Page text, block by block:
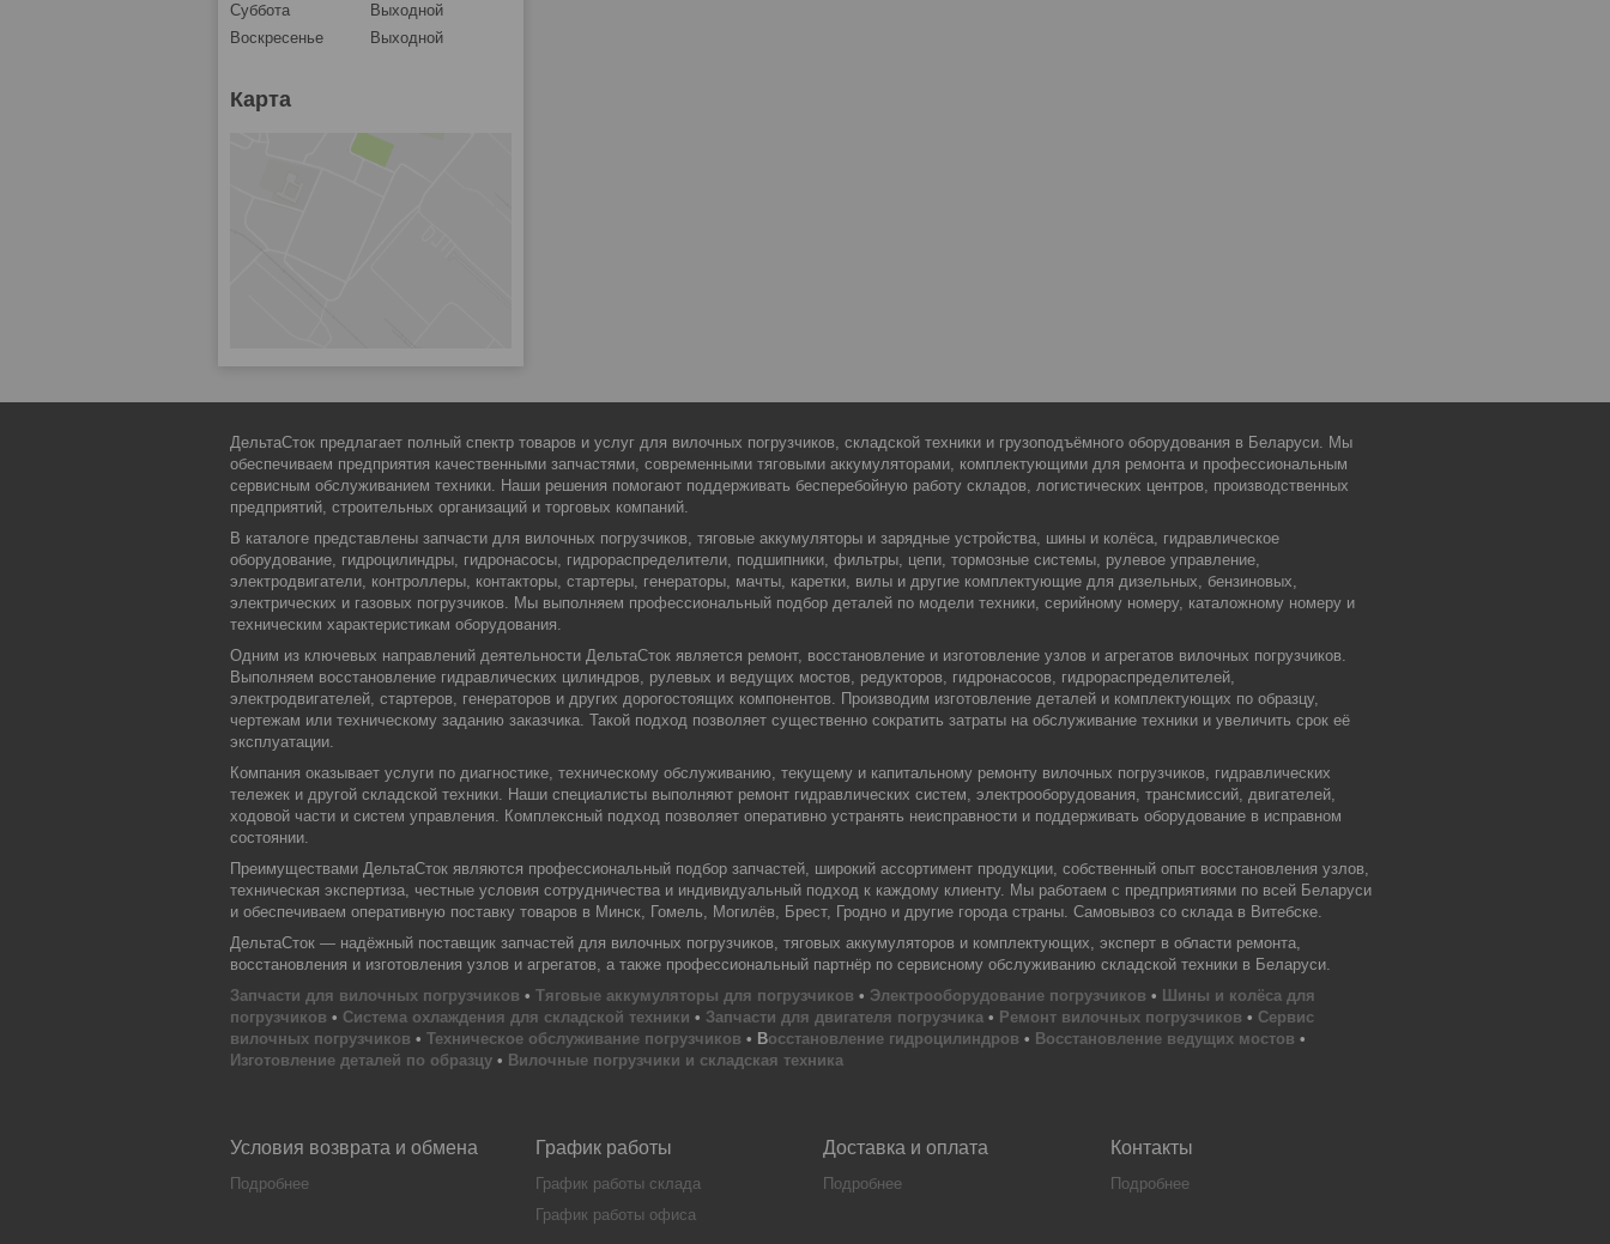
Суббота
Выходной
Воскресенье
Выходной
Карта
ДельтаСток предлагает полный спектр товаров и услуг для вилочных погрузчиков, складской техники и грузоподъёмного оборудования в Беларуси. Мы
обеспечиваем предприятия качественными запчастями, современными тяговыми аккумуляторами, комплектующими для ремонта и профессиональным
сервисным обслуживанием техники. Наши решения помогают поддерживать бесперебойную работу складов, логистических центров, производственных
предприятий, строительных организаций и торговых компаний.
В каталоге представлены запчасти для вилочных погрузчиков, тяговые аккумуляторы и зарядные устройства, шины и колёса, гидравлическое
оборудование, гидроцилиндры, гидронасосы, гидрораспределители, подшипники, фильтры, цепи, тормозные системы, рулевое управление,
электродвигатели, контроллеры, контакторы, стартеры, генераторы, мачты, каретки, вилы и другие комплектующие для дизельных, бензиновых,
электрических и газовых погрузчиков. Мы выполняем профессиональный подбор деталей по модели техники, серийному номеру, каталожному номеру и
техническим характеристикам оборудования.
Одним из ключевых направлений деятельности ДельтаСток является ремонт, восстановление и изготовление узлов и агрегатов вилочных погрузчиков.
Выполняем восстановление гидравлических цилиндров, рулевых и ведущих мостов, редукторов, гидронасосов, гидрораспределителей,
электродвигателей, стартеров, генераторов и других дорогостоящих компонентов. Производим изготовление деталей и комплектующих по образцу,
чертежам или техническому заданию заказчика. Такой подход позволяет существенно сократить затраты на обслуживание техники и увеличить срок её
эксплуатации.
Компания оказывает услуги по диагностике, техническому обслуживанию, текущему и капитальному ремонту вилочных погрузчиков, гидравлических
тележек и другой складской техники. Наши специалисты выполняют ремонт гидравлических систем, электрооборудования, трансмиссий, двигателей,
ходовой части и систем управления. Комплексный подход позволяет оперативно устранять неисправности и поддерживать оборудование в исправном
состоянии.
Преимуществами ДельтаСток являются профессиональный подбор запчастей, широкий ассортимент продукции, собственный опыт восстановления узлов,
техническая экспертиза, честные условия сотрудничества и индивидуальный подход к каждому клиенту. Мы работаем с предприятиями по всей Беларуси
и обеспечиваем оперативную поставку товаров в Минск, Гомель, Могилёв, Брест, Гродно и другие города страны. Самовывоз со склада в Витебске.
ДельтаСток — надёжный поставщик запчастей для вилочных погрузчиков, тяговых аккумуляторов и комплектующих, эксперт в области ремонта,
восстановления и изготовления узлов и агрегатов, а также профессиональный партнёр по сервисному обслуживанию складской техники в Беларуси.
Запчасти для вилочных погрузчиков • Тяговые аккумуляторы для погрузчиков • Электрооборудование погрузчиков • Шины и колёса для
погрузчиков • Система охлаждения для складской техники • Запчасти для двигателя погрузчика • Ремонт вилочных погрузчиков • Сервис
вилочных погрузчиков • Техническое обслуживание погрузчиков • Восстановление гидроцилиндров • Восстановление ведущих мостов •
Изготовление деталей по образцу • Вилочные погрузчики и складская техника
Условия возврата и обмена
Подробнее
График работы
График работы склада
График работы офиса
Доставка и оплата
Подробнее
Контакты
Подробнее